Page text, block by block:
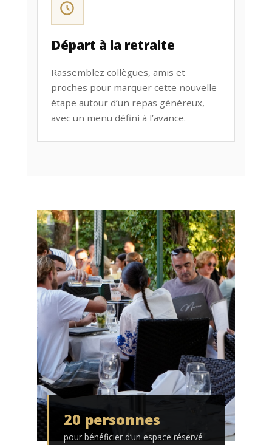
Départ à la retraite
Rassemblez collègues, amis et
proches pour marquer cette nouvelle
étape autour d’un repas généreux,
avec un menu défini à l’avance.
20 personnes
pour bénéficier d’un espace réservé